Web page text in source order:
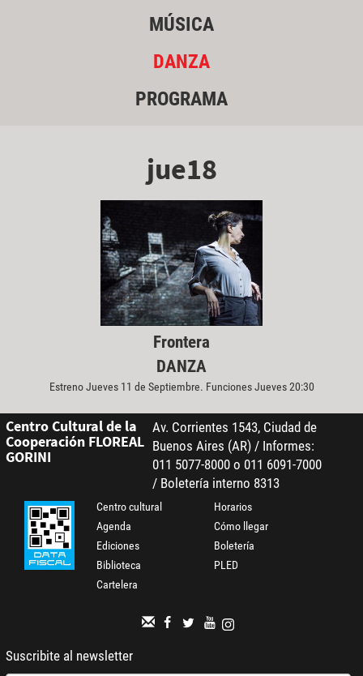
MÚSICA
DANZA
PROGRAMA
jue18
Frontera
DANZA
Estreno Jueves 11 de Septiembre. Funciones Jueves 20:30
Centro Cultural de la
Cooperación FLOREAL
GORINI
Av. Corrientes 1543, Ciudad de
Buenos Aires (AR) / Informes:
011 5077-8000 o 011 6091-7000
/ Boletería interno 8313
Centro cultural
Agenda
Ediciones
Biblioteca
Cartelera
Horarios
Cómo llegar
Boletería
PLED
Suscribite al newsletter